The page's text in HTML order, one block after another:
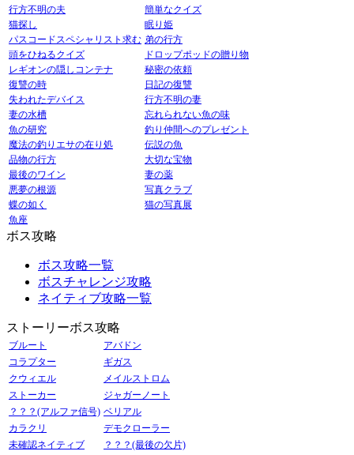
行方不明の夫
簡単なクイズ
猫探し
眠り姫
パスコードスペシャリスト求む 弟の行方
頭をひねるクイズ
ドロップポッドの贈り物
レギオンの隠しコンテナ
秘密の依頼
復讐の時
日記の復讐
失われたデバイス
行方不明の妻
妻の水槽
忘れられない魚の味
魚の研究
釣り仲間へのプレゼント
魔法の釣りエサの在り処
伝説の魚
品物の行方
大切な宝物
最後のワイン
妻の薬
悪夢の根源
写真クラブ
蝶の如く
猫の写真展
魚座
ボス攻略
ボス攻略一覧
ボスチャレンジ攻略
ネイティブ攻略一覧
ストーリーボス攻略
ブルート
アバドン
コラプター
ギガス
クウィエル
メイルストロム
ストーカー
ジャガーノート
？？？(アルファ信号) ベリアル
カラクリ
デモクローラー
未確認ネイティブ
？？？(最後の欠片)